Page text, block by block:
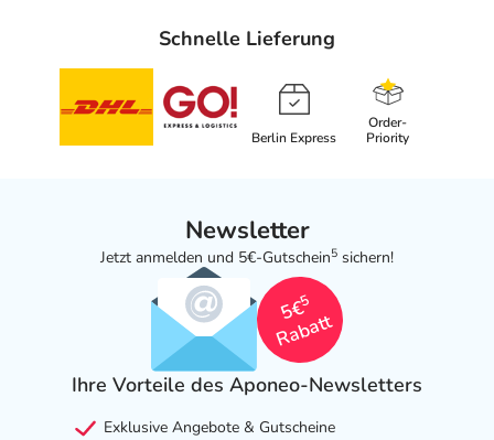
Schnelle Lieferung
Berlin Express
Order-
Priority
Newsletter
Jetzt anmelden und 5€-Gutschein5 sichern!
5€
5
Rabatt
Ihre Vorteile des Aponeo-Newsletters
Exklusive Angebote & Gutscheine